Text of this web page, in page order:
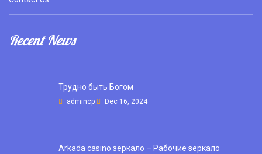
Recent News
Трудно быть Богом
admincp Dec 16, 2024
Arkada casino зеркало – Рабочие зеркало